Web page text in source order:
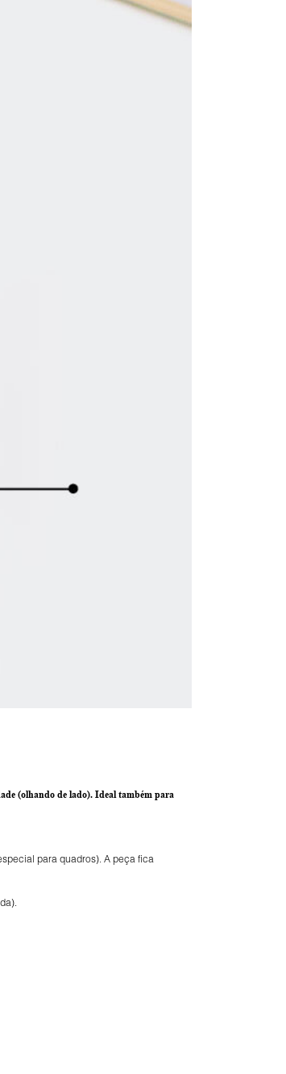
(olhando de lado). Ideal também para
para quadros). A peça fica